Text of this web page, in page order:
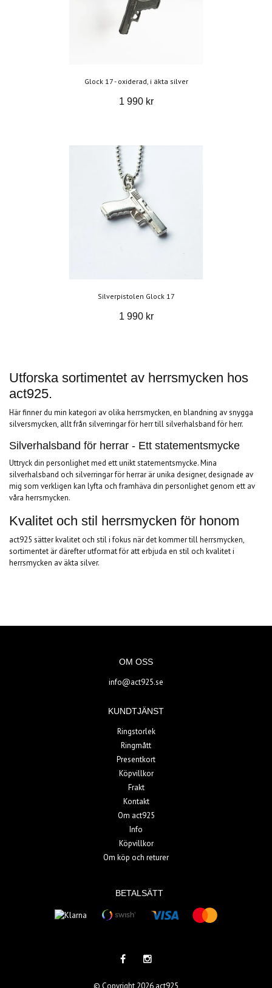
Glock 17 - oxiderad, i äkta silver
1 990 kr
Silverpistolen Glock 17
1 990 kr
Utforska sortimentet av herrsmycken hos
act925.
Här finner du min kategori av olika herrsmycken, en blandning av snygga
silversmycken, allt från silverringar för herr till silverhalsband för herr.
Silverhalsband för herrar - Ett statementsmycke
Uttryck din personlighet med ett unikt statementsmycke. Mina
silverhalsband och silverringar för herrar är unika designer, designade av
mig som verkligen kan lyfta och framhäva din personlighet genom ett av
våra herrsmycken.
Kvalitet och stil herrsmycken för honom
act925 sätter kvalitet och stil i fokus när det kommer till herrsmycken,
sortimentet är därefter utformat för att erbjuda en stil och kvalitet i
herrsmycken av äkta silver.
OM OSS
info@act925.se
KUNDTJÄNST
Ringstorlek
Ringmått
Presentkort
Köpvillkor
Frakt
Kontakt
Om act925
Info
Köpvillkor
Om köp och returer
BETALSÄTT
© Copyright 2026 act925